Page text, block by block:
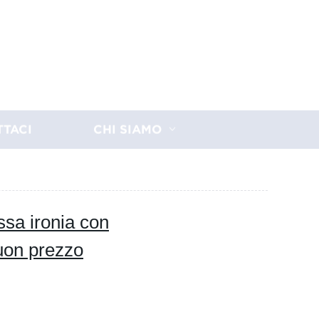
CHI SIAMO
ironia con
prezzo